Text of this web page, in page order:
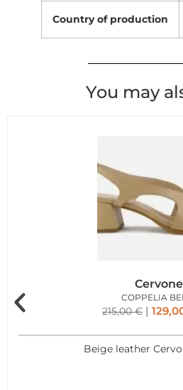
Country of production
You may
Cervone
COPPELIA
215,00€
Beige leather